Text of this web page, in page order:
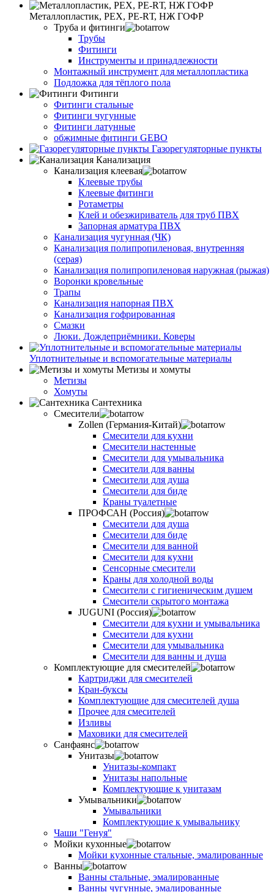
Металлопластик, РЕХ, РЕ-RТ, НЖ ГОФР
Труба и фитинги
Трубы
Фитинги
Инструменты и принадлежности
Монтажный инструмент для металлопластика
Подложка для тёплого пола
Фитинги
Фитинги стальные
Фитинги чугунные
Фитинги латунные
обжимные фитинги GEBO
Газорегуляторные пункты
Канализация
Канализация клеевая
Клеевые трубы
Клеевые фитинги
Ротаметры
Клей и обезжириватель для труб ПВХ
Запорная арматура ПВХ
Канализация чугунная (ЧК)
Канализация полипропиленовая, внутренняя
(серая)
Канализация полипропиленовая наружная (рыжая)
Воронки кровельные
Трапы
Канализация напорная ПВХ
Канализация гофрированная
Смазки
Люки. Дождеприёмники. Коверы
Уплотнительные и вспомогательные материалы
Метизы и хомуты
Метизы
Хомуты
Сантехника
Смесители
Zollen (Германия-Китай)
Смесители для кухни
Смесители настенные
Смесители для умывальника
Смесители для ванны
Смесители для душа
Смесители для биде
Краны туалетные
ПРОФСАН (Россия)
Смесители для душа
Смесители для биде
Смесители для ванной
Смесители для кухни
Сенсорные смесители
Краны для холодной воды
Смесители с гигиеническим душем
Смесители скрытого монтажа
JUGUNI (Россия)
Смесители для кухни и умывальника
Смесители для кухни
Смесители для умывальника
Смесители для ванны и душа
Комплектующие для смесителей
Картриджи для смесителей
Кран-буксы
Комплектующие для смесителей душа
Прочее для смесителей
Изливы
Маховики для смесителей
Санфаянс
Унитазы
Унитазы-компакт
Унитазы напольные
Комплектующие к унитазам
Умывальники
Умывальники
Комплектующие к умывальнику
Чаши "Генуя"
Мойки кухонные
Мойки кухонные стальные, эмалированные
Ванны
Ванны стальные, эмалированные
Ванны чугунные, эмалированные